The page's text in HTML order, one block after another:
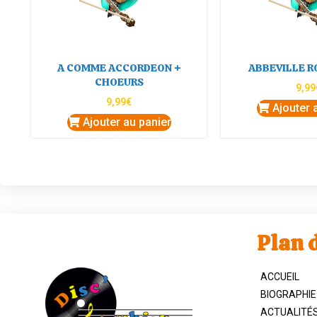
A COMME ACCORDEON +
CHOEURS
9,99€
Ajouter au panier
ABBEVILLE
9,99
Ajouter
Plan
ACCUEIL
BIOGRAPHIE